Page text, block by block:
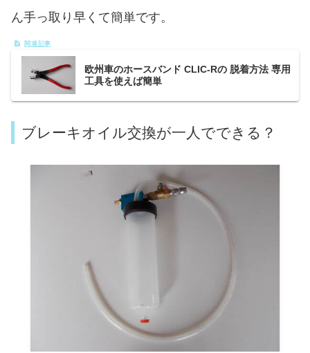
ん手っ取り早くて簡単です。
欧州車のホースバンド CLIC-Rの 脱着方法 専用
工具を使えば簡単
ブレーキオイル交換が一人でできる？